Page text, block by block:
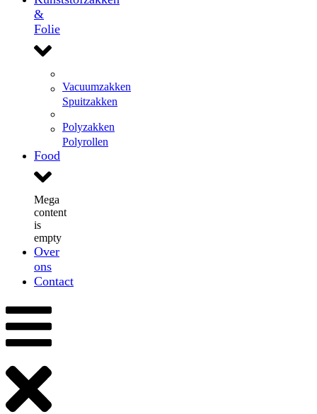
&
Folie
Vacuumzakken
Spuitzakken
Polyzakken
Polyrollen
Food
Mega
content
is
empty
Over
ons
Contact